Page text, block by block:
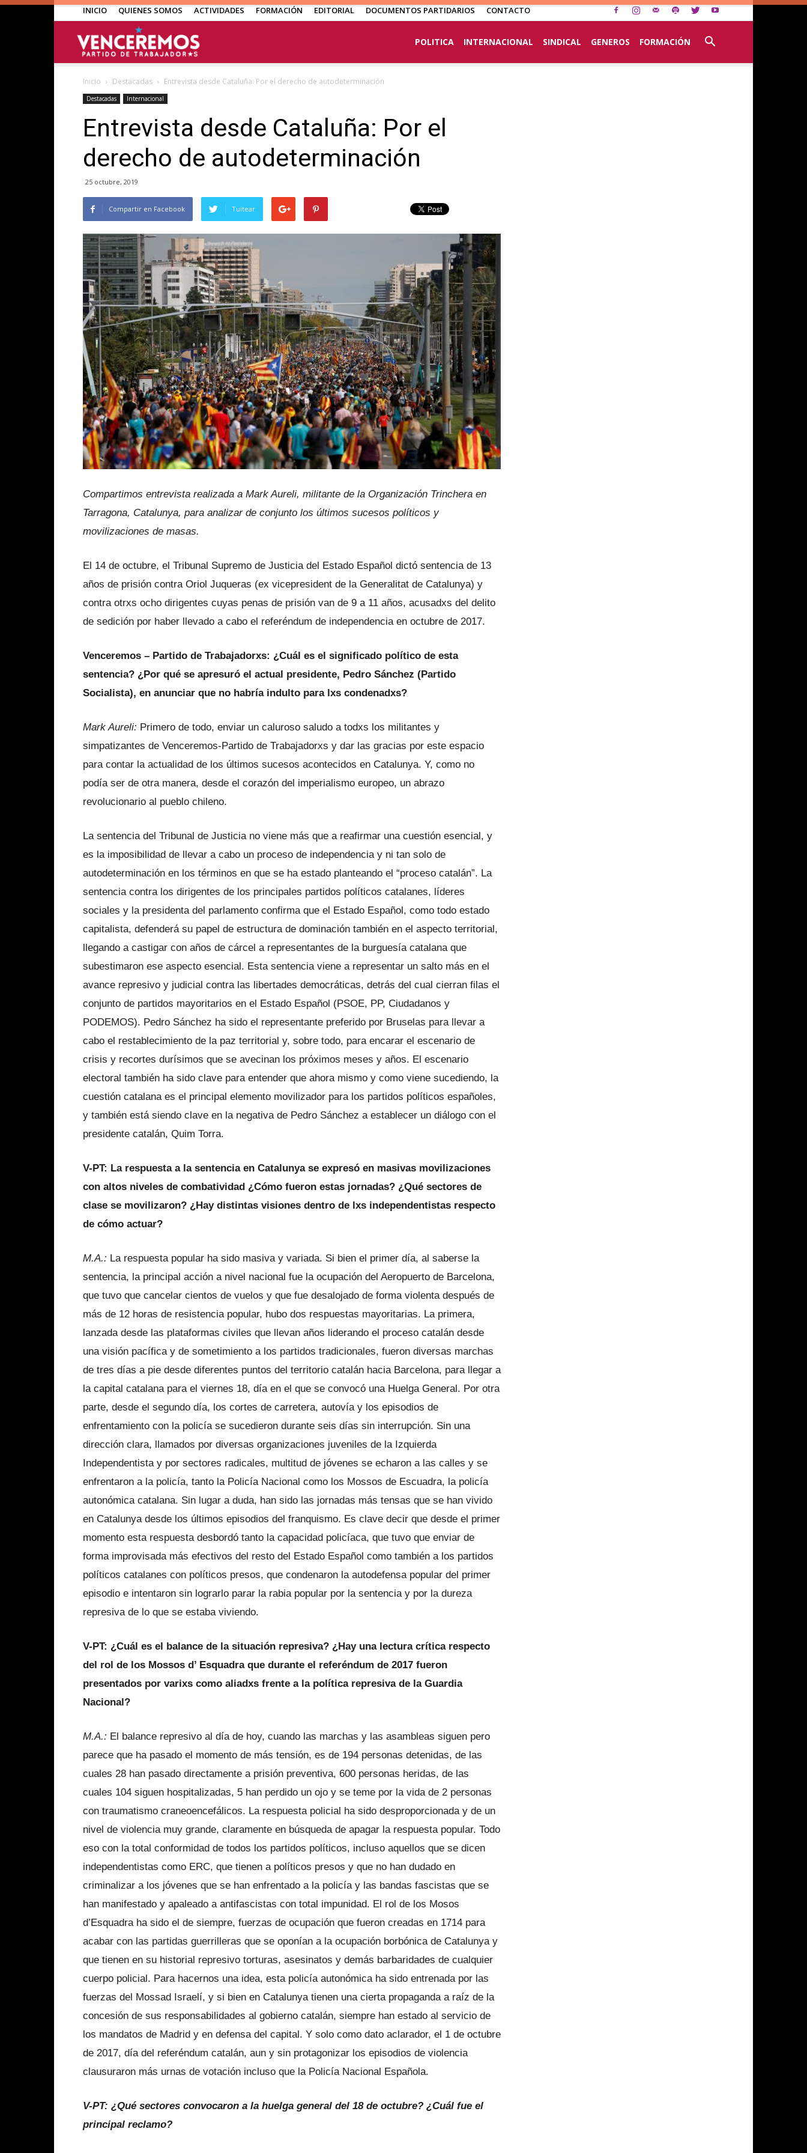
INICIO QUIENES SOMOS ACTIVIDADES FORMACIÓN EDITORIAL DOCUMENTOS PARTIDARIOS CONTACTO
POLITICA INTERNACIONAL SINDICAL GENEROS FORMACIÓN
Inicio Destacadas Entrevista desde Cataluña: Por el derecho de autodeterminación
Destacadas Internacional
Entrevista desde Cataluña: Por el
derecho de autodeterminación
25 octubre, 2019
Compartir en Facebook Tuitear
Compartimos entrevista realizada a Mark Aureli, militante de la Organización Trinchera en
Tarragona, Catalunya, para analizar de conjunto los últimos sucesos políticos y
movilizaciones de masas.
El 14 de octubre, el Tribunal Supremo de Justicia del Estado Español dictó sentencia de 13
años de prisión contra Oriol Juqueras (ex vicepresident de la Generalitat de Catalunya) y
contra otrxs ocho dirigentes cuyas penas de prisión van de 9 a 11 años, acusadxs del delito
de sedición por haber llevado a cabo el referéndum de independencia en octubre de 2017.
Venceremos – Partido de Trabajadorxs: ¿Cuál es el significado político de esta
sentencia? ¿Por qué se apresuró el actual presidente, Pedro Sánchez (Partido
Socialista), en anunciar que no habría indulto para lxs condenadxs?
Mark Aureli: Primero de todo, enviar un caluroso saludo a todxs los militantes y
simpatizantes de Venceremos-Partido de Trabajadorxs y dar las gracias por este espacio
para contar la actualidad de los últimos sucesos acontecidos en Catalunya. Y, como no
podía ser de otra manera, desde el corazón del imperialismo europeo, un abrazo
revolucionario al pueblo chileno.
La sentencia del Tribunal de Justicia no viene más que a reafirmar una cuestión esencial, y
es la imposibilidad de llevar a cabo un proceso de independencia y ni tan solo de
autodeterminación en los términos en que se ha estado planteando el “proceso catalán”. La
sentencia contra los dirigentes de los principales partidos políticos catalanes, líderes
sociales y la presidenta del parlamento confirma que el Estado Español, como todo estado
capitalista, defenderá su papel de estructura de dominación también en el aspecto territorial,
llegando a castigar con años de cárcel a representantes de la burguesía catalana que
subestimaron ese aspecto esencial. Esta sentencia viene a representar un salto más en el
avance represivo y judicial contra las libertades democráticas, detrás del cual cierran filas el
conjunto de partidos mayoritarios en el Estado Español (PSOE, PP, Ciudadanos y
PODEMOS). Pedro Sánchez ha sido el representante preferido por Bruselas para llevar a
cabo el restablecimiento de la paz territorial y, sobre todo, para encarar el escenario de
crisis y recortes durísimos que se avecinan los próximos meses y años. El escenario
electoral también ha sido clave para entender que ahora mismo y como viene sucediendo, la
cuestión catalana es el principal elemento movilizador para los partidos políticos españoles,
y también está siendo clave en la negativa de Pedro Sánchez a establecer un diálogo con el
presidente catalán, Quim Torra.
V-PT: La respuesta a la sentencia en Catalunya se expresó en masivas movilizaciones
con altos niveles de combatividad ¿Cómo fueron estas jornadas? ¿Qué sectores de
clase se movilizaron? ¿Hay distintas visiones dentro de lxs independentistas respecto
de cómo actuar?
M.A.: La respuesta popular ha sido masiva y variada. Si bien el primer día, al saberse la
sentencia, la principal acción a nivel nacional fue la ocupación del Aeropuerto de Barcelona,
que tuvo que cancelar cientos de vuelos y que fue desalojado de forma violenta después de
más de 12 horas de resistencia popular, hubo dos respuestas mayoritarias. La primera,
lanzada desde las plataformas civiles que llevan años liderando el proceso catalán desde
una visión pacífica y de sometimiento a los partidos tradicionales, fueron diversas marchas
de tres días a pie desde diferentes puntos del territorio catalán hacia Barcelona, para llegar a
la capital catalana para el viernes 18, día en el que se convocó una Huelga General. Por otra
parte, desde el segundo día, los cortes de carretera, autovía y los episodios de
enfrentamiento con la policía se sucedieron durante seis días sin interrupción. Sin una
dirección clara, llamados por diversas organizaciones juveniles de la Izquierda
Independentista y por sectores radicales, multitud de jóvenes se echaron a las calles y se
enfrentaron a la policía, tanto la Policía Nacional como los Mossos de Escuadra, la policía
autonómica catalana. Sin lugar a duda, han sido las jornadas más tensas que se han vivido
en Catalunya desde los últimos episodios del franquismo. Es clave decir que desde el primer
momento esta respuesta desbordó tanto la capacidad policíaca, que tuvo que enviar de
forma improvisada más efectivos del resto del Estado Español como también a los partidos
políticos catalanes con políticos presos, que condenaron la autodefensa popular del primer
episodio e intentaron sin lograrlo parar la rabia popular por la sentencia y por la dureza
represiva de lo que se estaba viviendo.
V-PT: ¿Cuál es el balance de la situación represiva? ¿Hay una lectura crítica respecto
del rol de los Mossos d’ Esquadra que durante el referéndum de 2017 fueron
presentados por varixs como aliadxs frente a la política represiva de la Guardia
Nacional?
M.A.: El balance represivo al día de hoy, cuando las marchas y las asambleas siguen pero
parece que ha pasado el momento de más tensión, es de 194 personas detenidas, de las
cuales 28 han pasado directamente a prisión preventiva, 600 personas heridas, de las
cuales 104 siguen hospitalizadas, 5 han perdido un ojo y se teme por la vida de 2 personas
con traumatismo craneoencefálicos. La respuesta policial ha sido desproporcionada y de un
nivel de violencia muy grande, claramente en búsqueda de apagar la respuesta popular. Todo
eso con la total conformidad de todos los partidos políticos, incluso aquellos que se dicen
independentistas como ERC, que tienen a políticos presos y que no han dudado en
criminalizar a los jóvenes que se han enfrentado a la policía y las bandas fascistas que se
han manifestado y apaleado a antifascistas con total impunidad. El rol de los Mosos
d’Esquadra ha sido el de siempre, fuerzas de ocupación que fueron creadas en 1714 para
acabar con las partidas guerrilleras que se oponían a la ocupación borbónica de Catalunya y
que tienen en su historial represivo torturas, asesinatos y demás barbaridades de cualquier
cuerpo policial. Para hacernos una idea, esta policía autonómica ha sido entrenada por las
fuerzas del Mossad Israelí, y si bien en Catalunya tienen una cierta propaganda a raíz de la
concesión de sus responsabilidades al gobierno catalán, siempre han estado al servicio de
los mandatos de Madrid y en defensa del capital. Y solo como dato aclarador, el 1 de octubre
de 2017, día del referéndum catalán, aun y sin protagonizar los episodios de violencia
clausuraron más urnas de votación incluso que la Policía Nacional Española.
V-PT: ¿Qué sectores convocaron a la huelga general del 18 de octubre? ¿Cuál fue el
principal reclamo?